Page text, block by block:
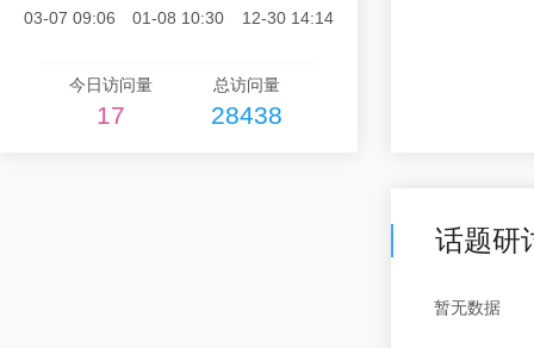
王春然
发布了课程研发
2023-05-22 15:04
03-07 09:06
01-08 10:30
12-30 14:14
今日访问量
17
总访问量
28438
话题研
暂无数据